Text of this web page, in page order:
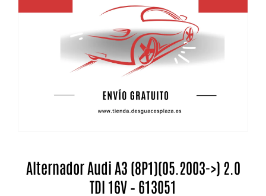
Alternador Audi A3 (8P1)(05.2003->) 2.0
TDI 16V – 613051